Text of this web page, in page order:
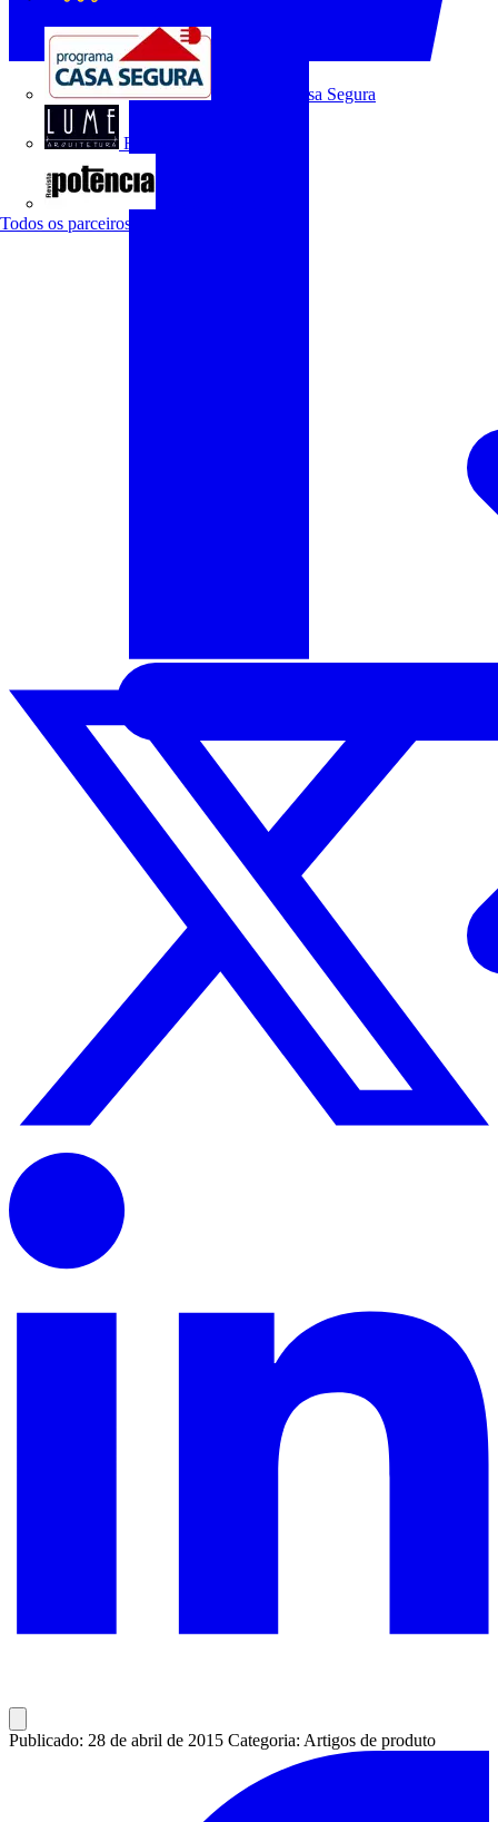
Programa Casa Segura
Revista Lume Arquitetura
Todos os parceiros
Publicado: 28 de abril de 2015 Categoria: Artigos de produto